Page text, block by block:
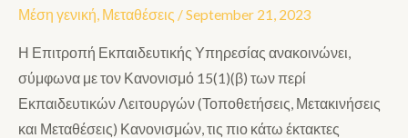
Μέση γενική, Μεταθέσεις /September 21, 2023
Η Επιτροπή Εκπαιδευτικής Υπηρεσίας ανακοινώνει,
σύμφωνα με τον Κανονισμό 15(1)(β) των περί
Εκπαιδευτικών Λειτουργών (Τοποθετήσεις, Μετακινήσεις
και Μεταθέσεις) Κανονισμών, τις πιο κάτω έκτακτες